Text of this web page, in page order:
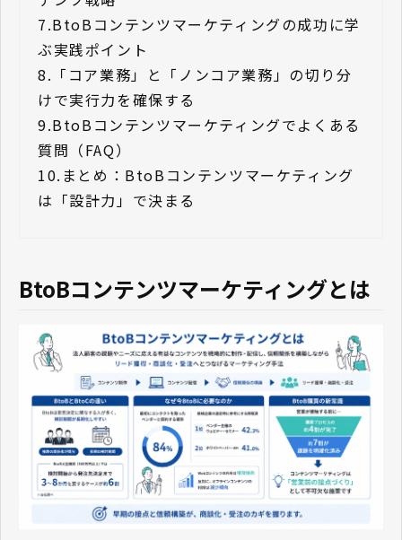
7.BtoBコンテンツマーケティングの成功に学
ぶ実践ポイント
8. 「コア業務」と「ノンコア業務」の切り分
けで実行力を確保する
9.BtoBコンテンツマーケティングでよくある
質問（FAQ）
10. まとめ：BtoBコンテンツマーケティング
は「設計力」で決まる
BtoBコンテンツマーケティングとは